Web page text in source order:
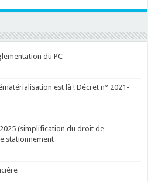
du PC
est là ! Décret n° 2021-
(simplification du droit de
stationnement